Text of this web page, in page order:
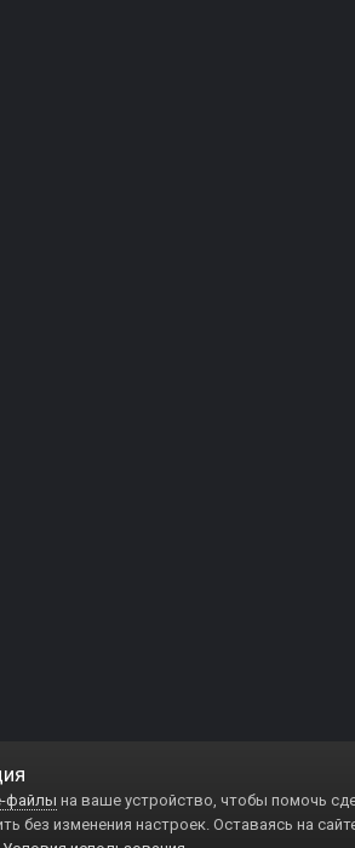
файлы на ваше устройство, чтобы помочь
без изменения настроек. Оставаясь на